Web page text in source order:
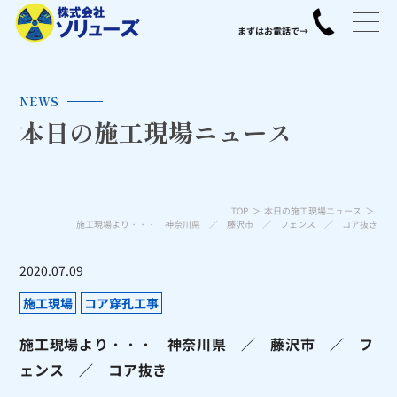
NEWS
本日の施工現場ニュース
TOP
本日の施工現場ニュース
施工現場より・・・ 神奈川県 ／ 藤沢市 ／ フェンス ／ コア抜き
2020.07.09
施工現場
コア穿孔工事
施工現場より・・・ 神奈川県 ／ 藤沢市 ／ フ
ェンス ／ コア抜き